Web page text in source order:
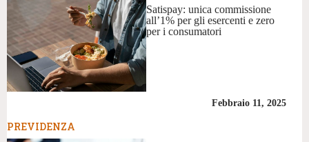
Satispay: unica commissione
all’1% per gli esercenti e zero
per i consumatori
Febbraio 11, 2025
PREVIDENZA